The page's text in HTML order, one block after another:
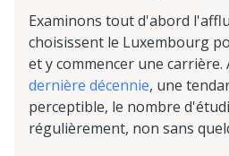
Examinons tout d'abord
choisissent le Luxembourg
et y commencer une carrière.
dernière décennie, une
perceptible, le nombre
régulièrement, non sans